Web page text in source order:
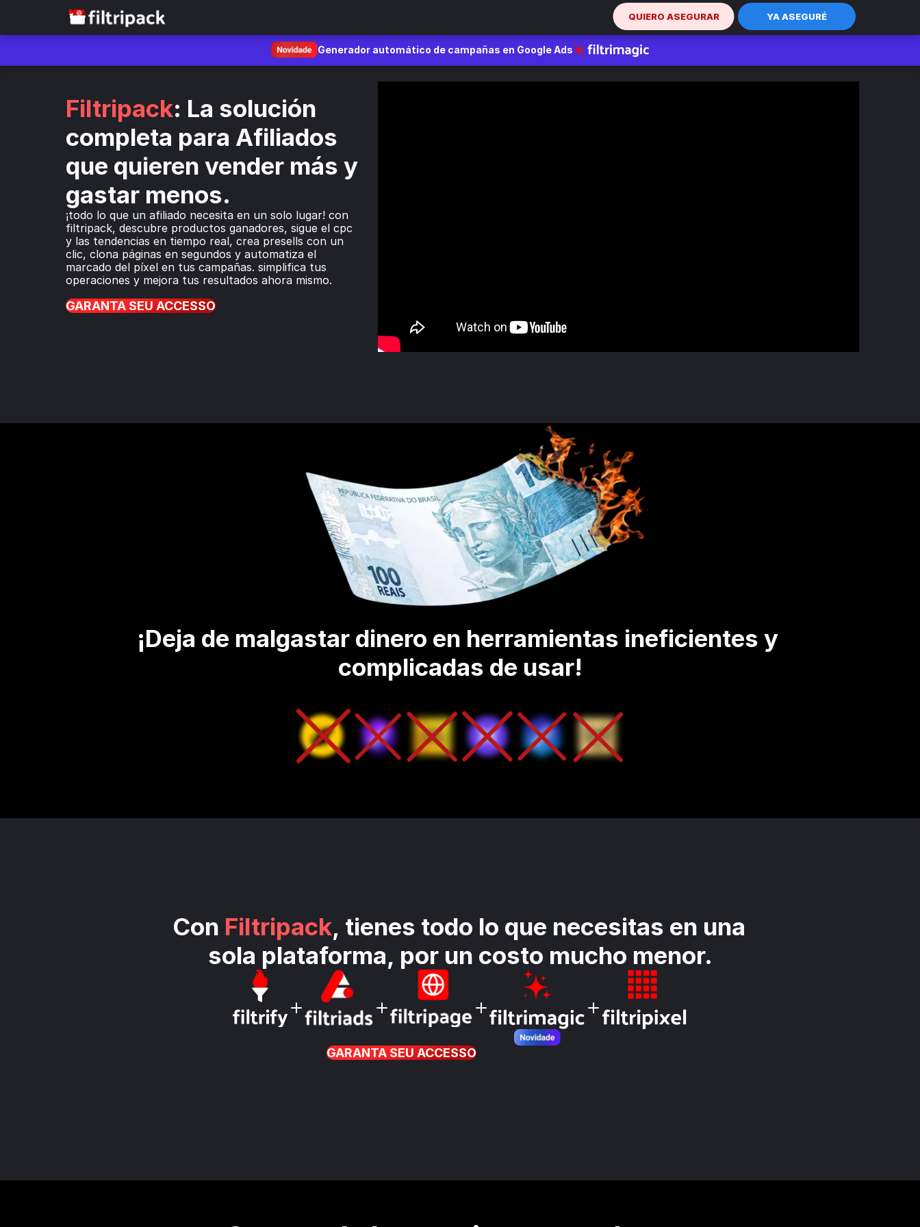
YA ASEGURÉ
QUIERO ASEGURAR
Generador automático de campañas en Google Ads
Filtripack: La solución
completa para Afiliados
que quieren vender más y
gastar menos.
¡todo lo que un afiliado necesita en un solo lugar! con
filtripack, descubre productos ganadores, sigue el cpc
y las tendencias en tiempo real, crea presells con un
clic, clona páginas en segundos y automatiza el
marcado del píxel en tus campañas. simplifica tus
operaciones y mejora tus resultados ahora mismo.
GARANTA SEU ACCESSO
¡Deja de malgastar dinero en herramientas ineficientes y
complicadas de usar!
Con Filtripack, tienes todo lo que necesitas en una
sola plataforma, por un costo mucho menor.
GARANTA SEU ACCESSO